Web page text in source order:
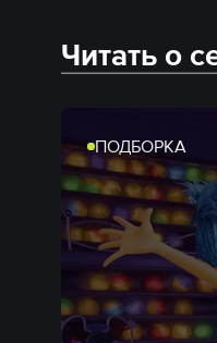
Читать о
ПОДБОРКА